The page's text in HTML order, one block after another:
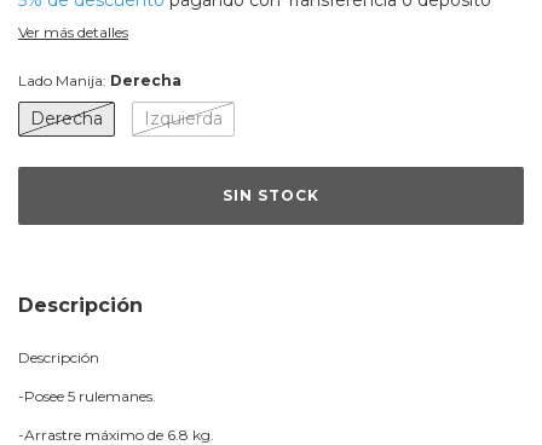
Ver más detalles
Lado Manija: Derecha
Derecha Izquierda
Descripción
Descripción
-Posee 5 rulemanes.
-Arrastre máximo de 6.8 kg.